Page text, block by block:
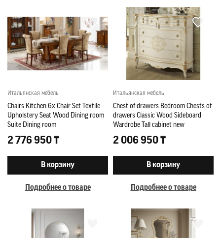
Итальянская мебель
Chairs Kitchen 6x Chair Set Textile
Upholstery Seat Wood Dining room
Suite Dining room
2 776 950 ₸
В корзину
Подробнее о товаре
Итальянская мебель
Chest of drawers Bedroom Chests of
drawers Classic Wood Sideboard
Wardrobe Tall cabinet new
2 006 950 ₸
В корзину
Подробнее о товаре